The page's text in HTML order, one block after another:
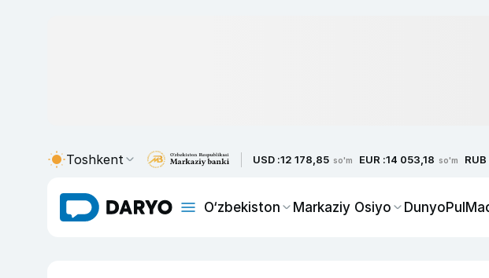
Toshkent USD :12 178,85 so'm EUR :14 053,18 so'm RUB
O‘zbekiston Markaziy Osiyo DunyoPul